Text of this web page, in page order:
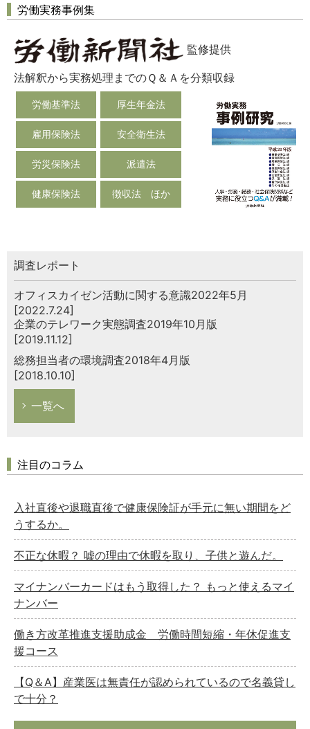
労働実務事例集
監修提供
法解釈から実務処理までのＱ＆Ａを分類収録
労働基準法 厚生年金法
雇用保険法 安全衛生法
労災保険法 派遣法
健康保険法 徴収法 ほか
調査レポート
オフィスカイゼン活動に関する意識2022年5月
[2022.7.24]
企業のテレワーク実態調査2019年10月版
[2019.11.12]
総務担当者の環境調査2018年4月版
[2018.10.10]
一覧へ
注目のコラム
入社直後や退職直後で健康保険証が手元に無い期間をど
うするか。
不正な休暇？ 嘘の理由で休暇を取り、子供と遊んだ。
マイナンバーカードはもう取得した？ もっと使えるマイ
ナンバー
働き方改革推進支援助成金 労働時間短縮・年休促進支
援コース
【Q＆A】産業医は無責任が認められているので名義貸し
で十分？